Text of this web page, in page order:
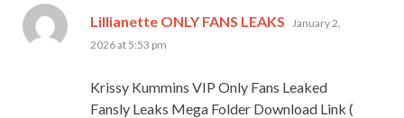
Lillianette ONLY FANS LEAKS says:
January 2,
2026 at 5:53 pm
Krissy Kummins VIP Only Fans Leaked
Fansly Leaks Mega Folder Download Link (